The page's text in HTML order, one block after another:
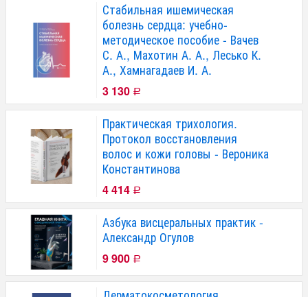
Стабильная ишемическая
болезнь сердца: учебно-
методическое пособие - Вачев
С. А., Махотин А. А., Лесько К.
А., Хамнагадаев И. А.
3 130 Р
Практическая трихология.
Протокол восстановления
волос и кожи головы - Вероника
Константинова
4 414 Р
Азбука висцеральных практик -
Александр Огулов
9 900 Р